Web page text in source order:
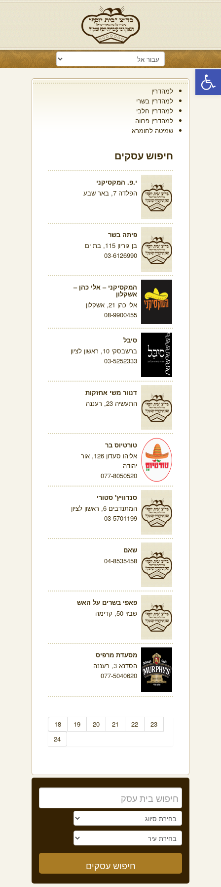
פתח סרגל נגישות
למהדרין
למהדרין בשרי
למהדרין חלבי
למהדרין פרווה
שמיטה לחומרא
חיפוש עסקים
י.פ. המקסיקני
הפלדה 7, באר שבע
פיתה בשר
בן גוריון 115, בת ים
03-6126990
המקסיקני – אלי כהן –
אשקלון
אלי כהן 21, אשקלון
08-9900455
סיבל
ברשבסקי 10, ראשון לציון
03-5252333
דנוור משי אחזקות
התעשיה 23, רעננה
טורטיוס בר
אליהו סעדון 126, אור
יהודה
077-8050520
סנדוויץ' סטורי
המתנדבים 6, ראשון לציון
03-5701199
שאם
04-8535458
פאפי בשרים על האש
שבזי 50, קדימה
מסעדת מרפיס
הסדנא 3, רעננה
077-5040620
18 19 20 21 22
23
24